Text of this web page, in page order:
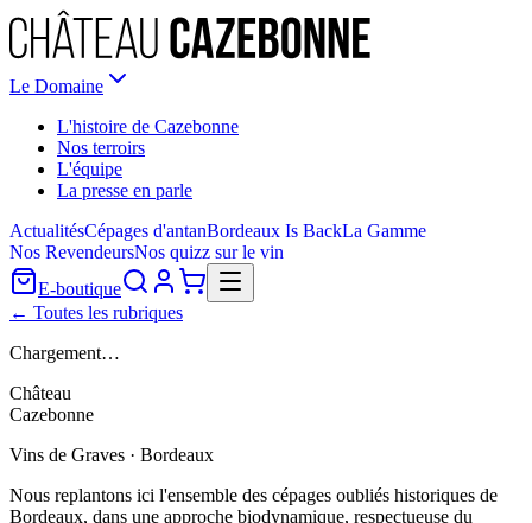
Le Domaine
L'histoire de Cazebonne
Nos terroirs
L'équipe
La presse en parle
ActualitésCépages d'antanBordeaux Is BackLa Gamme
Nos RevendeursNos quizz sur le vin
E-boutique
← Toutes les rubriques
Chargement…
Château
Cazebonne
Vins de Graves · Bordeaux
Nous replantons ici l'ensemble des cépages oubliés historiques de
Bordeaux, dans une approche biodynamique, respectueuse du